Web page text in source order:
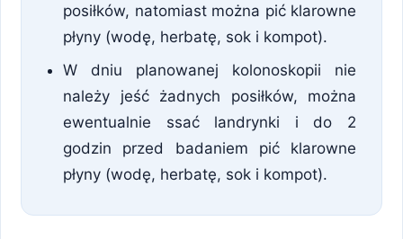
posiłków, natomiast można pić klarowne
płyny (wodę, herbatę, sok i kompot).
W dniu planowanej kolonoskopii nie
należy jeść żadnych posiłków, można
ewentualnie ssać landrynki i do 2
godzin przed badaniem pić klarowne
płyny (wodę, herbatę, sok i kompot).